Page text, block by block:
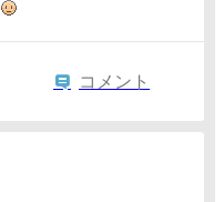
コメント